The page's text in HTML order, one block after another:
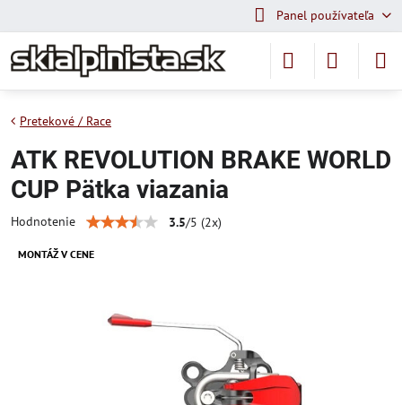
Panel používateľa
MONTÁŽ V CENE
Pretekové / Race
ATK REVOLUTION BRAKE WORLD
CUP Pätka viazania
Hodnotenie 3.5/5 (2x)